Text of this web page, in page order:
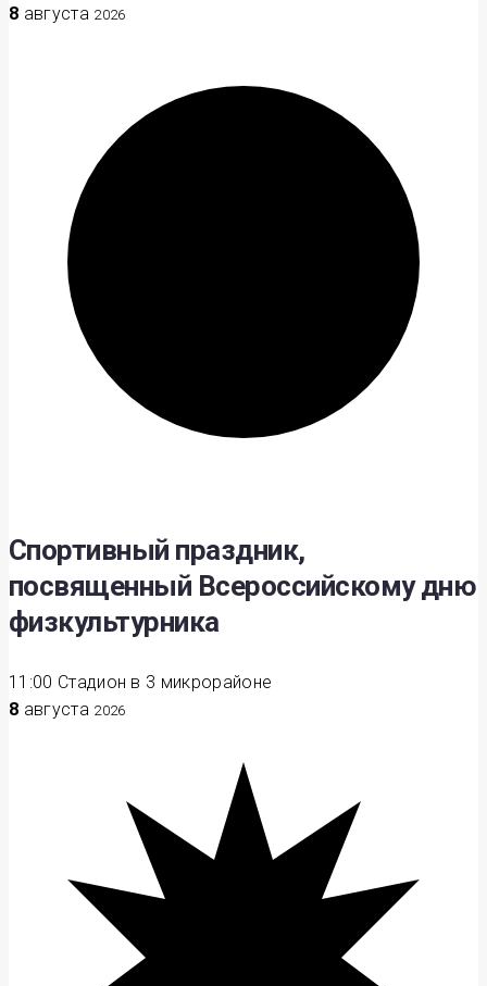
8 августа 2026
Спортивный праздник,
посвященный Всероссийскому дню
физкультурника
11:00 Стадион в 3 микрорайоне
8 августа 2026